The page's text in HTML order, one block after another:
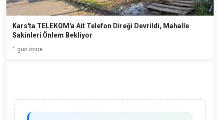
Kars'ta TELEKOM'a Ait Telefon Direği Devrildi, Mahalle
Sakinleri Önlem Bekliyor
1 gün önce